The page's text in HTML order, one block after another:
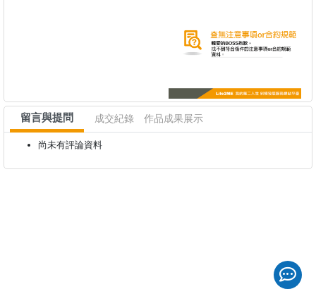
留言與提問 成交紀錄 作品成果展示
尚未有評論資料